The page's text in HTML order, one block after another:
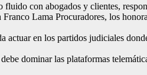
con abogados y clientes,
Lama Procuradores, los
actuar en los partidos judiciales
dominar las plataformas